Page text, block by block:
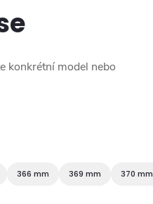
konkrétní model nebo
366 mm 369 mm 370 mm